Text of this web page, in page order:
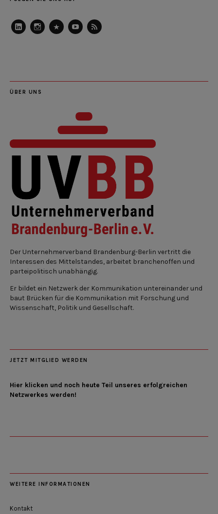
ÜBER UNS
Der Unternehmerverband Brandenburg-Berlin vertritt die
Interessen des Mittelstandes, arbeitet branchenoffen und
parteipolitisch unabhängig.
Er bildet ein Netzwerk der Kommunikation untereinander und
baut Brücken für die Kommunikation mit Forschung und
Wissenschaft, Politik und Gesellschaft.
JETZT MITGLIED WERDEN
Hier klicken und noch heute Teil unseres erfolgreichen
Netzwerkes werden!
WEITERE INFORMATIONEN
Kontakt